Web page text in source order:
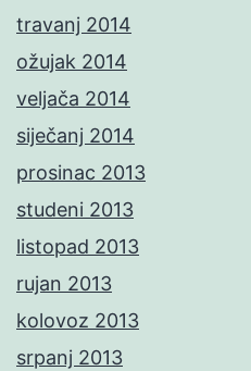
travanj 2014
ožujak 2014
veljača 2014
siječanj 2014
prosinac 2013
studeni 2013
listopad 2013
rujan 2013
kolovoz 2013
srpanj 2013